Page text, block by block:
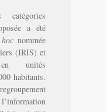
a été
nommée
(IRIS) et
en unités
habitants.